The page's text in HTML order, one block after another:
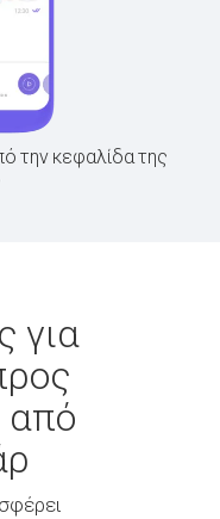
την κεφαλίδα της
για
από